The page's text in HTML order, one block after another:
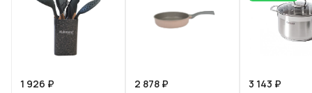
1 926 ₽
2 878 ₽
3 143 ₽